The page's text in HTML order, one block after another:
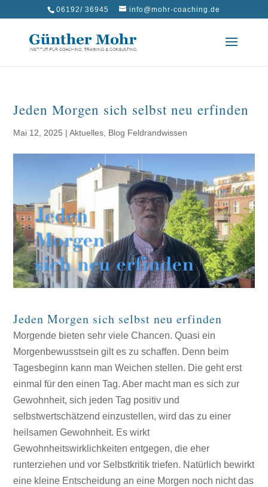
06192/ 36945 info@mohr-coaching.de
Jeden Morgen sich selbst neu erfinden
Mai 12, 2025 |Aktuelles Blog Feldrandwissen
Jeden Morgen sich selbst neu erfinden
Morgende bieten sehr viele Chancen. Quasi ein
Morgenbewusstsein gilt es zu schaffen. Denn beim
Tagesbeginn kann man Weichen stellen. Die geht erst
einmal für den einen Tag. Aber macht man es sich zur
Gewohnheit, sich jeden Tag positiv und
selbstwertschätzend einzustellen, wird das zu einer
heilsamen Gewohnheit. Es wirkt
Gewohnheitswirklichkeiten entgegen, die eher
runterziehen und vor Selbstkritik triefen. Natürlich bewirkt
eine kleine Entscheidung an eine Morgen noch nicht das